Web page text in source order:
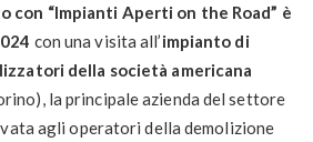
con “Impianti Aperti on the Road” è
con una visita all’impianto di
della società americana
la principale azienda del settore
agli operatori della demolizione